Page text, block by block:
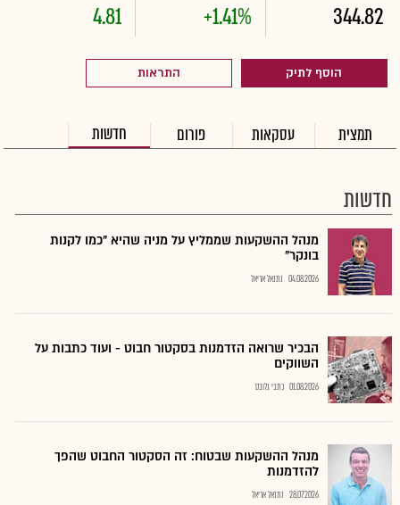
344.82
+1.41%
4.81
הוסף לתיק התראות
תמצית עסקאות פורום חדשות
חדשות
מנהל ההשקעות שממליץ על מניה שהיא "כמו לקנות
בונקר"
04.08.2026 נתנאל אריאל
הבכיר שרואה הזדמנות בסקטור חבוט - ועוד כתבות על
השווקים
01.08.2026 כתבי גלובס
מנהל ההשקעות שבטוח: זה הסקטור החבוט שהפך
להזדמנות
28.07.2026 נתנאל אריאל